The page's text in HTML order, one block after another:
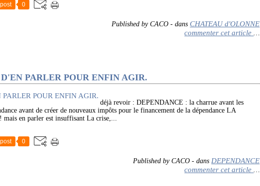
0
Published by CACO - dans CHATEAU d'OLONNE
commenter cet article …
PARLER POUR ENFIN AGIR.
déjà revoir : DEPENDANCE : la charrue avant les
avant de créer de nouveaux impôts pour le financement de la dépendance LA
en parler est insuffisant La crise,...
0
Published by CACO - dansDEPENDANCE
commenter cet article …